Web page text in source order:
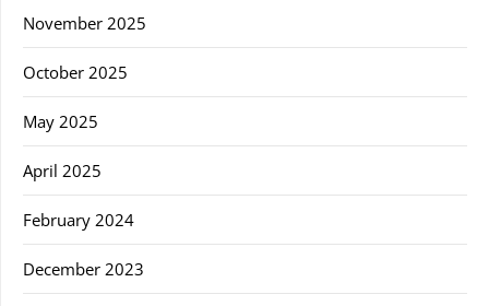
November 2025
October 2025
May 2025
April 2025
February 2024
December 2023